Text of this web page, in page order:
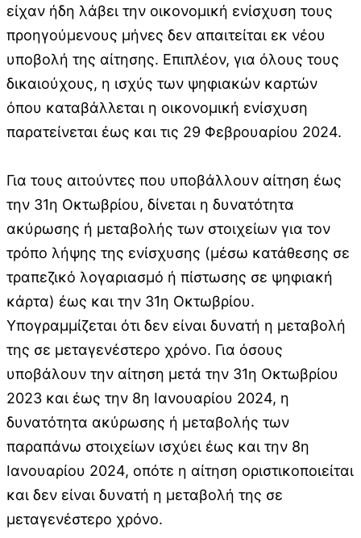
είχαν ήδη λάβει την οικονομική ενίσχυση τους
προηγούμενους μήνες δεν απαιτείται εκ νέου
υποβολή της αίτησης. Επιπλέον, για όλους τους
δικαιούχους, η ισχύς των ψηφιακών καρτών
όπου καταβάλλεται η οικονομική ενίσχυση
παρατείνεται έως και τις 29 Φεβρουαρίου 2024.
Για τους αιτούντες που υποβάλλουν αίτηση έως
την 31η Οκτωβρίου, δίνεται η δυνατότητα
ακύρωσης ή μεταβολής των στοιχείων για τον
τρόπο λήψης της ενίσχυσης (μέσω κατάθεσης σε
τραπεζικό λογαριασμό ή πίστωσης σε ψηφιακή
κάρτα) έως και την 31η Οκτωβρίου.
Υπογραμμίζεται ότι δεν είναι δυνατή η μεταβολή
της σε μεταγενέστερο χρόνο. Για όσους
υποβάλουν την αίτηση μετά την 31η Οκτωβρίου
2023 και έως την 8η Ιανουαρίου 2024, η
δυνατότητα ακύρωσης ή μεταβολής των
παραπάνω στοιχείων ισχύει έως και την 8η
Ιανουαρίου 2024, οπότε η αίτηση οριστικοποιείται
και δεν είναι δυνατή η μεταβολή της σε
μεταγενέστερο χρόνο.